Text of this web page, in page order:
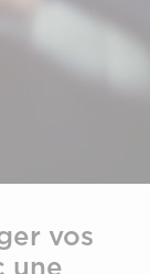
vos
une